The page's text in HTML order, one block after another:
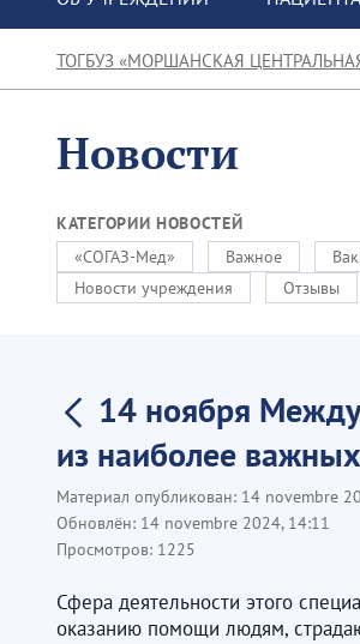
ТОГБУЗ «МОРШАНСКАЯ
Новости
КАТЕГОРИИ НОВОСТЕЙ
«СОГАЗ-Мед»
Важное
Новости учреждения
Отзывы
14 ноября
из наиболее
Материал опубликован: 14 novembre
Обновлён: 14 novembre 2024, 14:11
Просмотров: 1225
Сфера деятельности этого
оказанию помощи людям,